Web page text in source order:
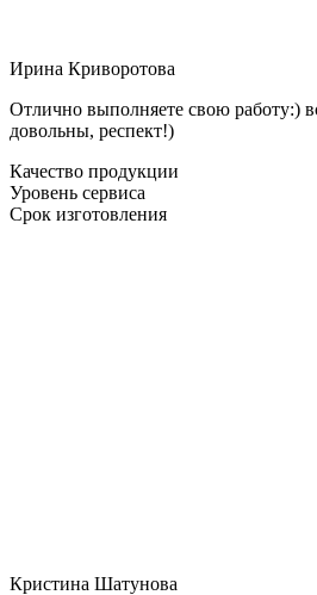
Ирина Криворотова
Отлично выполняете свою работу:)
довольны, респект!)
Качество продукции
Уровень сервиса
Срок изготовления
Кристина Шатунова